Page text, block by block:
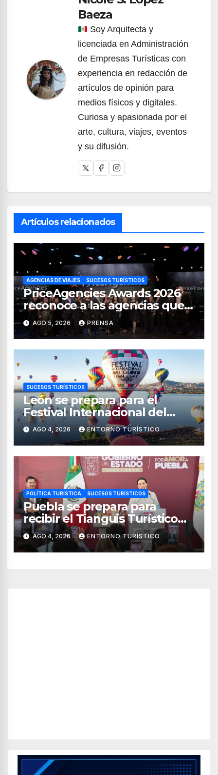
Baeza
Soy Arquitecta y
licenciada en Administración
de Empresas Turísticas con
experiencia en redacción de
artículos de opinión para
medios físicos y digitales.
Curiosa y apasionada por el
arte, cultura, viajes, eventos
y su difusión.
Artículos relacionados
AGENCIAS DE VIAJES SUCESOS TURÍSTICOS
PriceAgencies Awards 2026
reconoce a las agencias que
impulsan el crecimiento del
turismo en México
AGO 5, 2026 PRENSA
SUCESOS TURÍSTICOS
León se prepara para el
Festival Internacional del
Globo 2026 con pilotos de 25
países
AGO 4, 2026 ENTORNO TURÍSTICO
POLÍTICA TURÍSTICA SUCESOS TURÍSTICOS
Puebla se prepara para
recibir el Tianguis Turístico
México 2027
AGO 4, 2026 ENTORNO TURÍSTICO